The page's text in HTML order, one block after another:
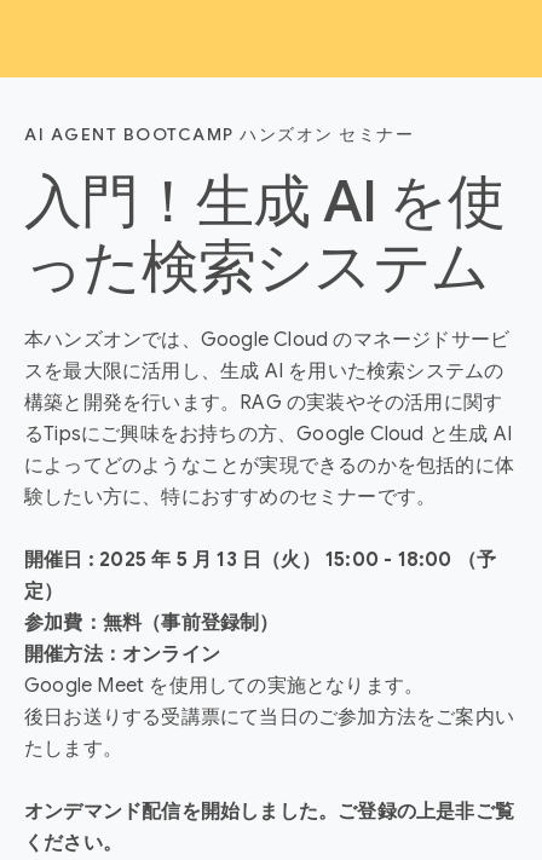
AI AGENT BOOTCAMP ハンズオン セミナー
入門！生成 AI を使
った検索システム
本ハンズオンでは、Google Cloud のマネージドサービ
スを最大限に活用し、生成 AI を用いた検索システムの
構築と開発を行います。RAG の実装やその活用に関す
るTipsにご興味をお持ちの方、Google Cloud と生成 AI
によってどのようなことが実現できるのかを包括的に体
験したい方に、特におすすめのセミナーです。
開催日 : 2025 年 5 月 13 日（火） 15:00 - 18:00 （予
定）
参加費：無料（事前登録制）
開催方法：オンライン
Google Meet を使用しての実施となります。
後日お送りする受講票にて当日のご参加方法をご案内い
たします。
オンデマンド配信を開始しました。ご登録の上是非ご覧
ください。